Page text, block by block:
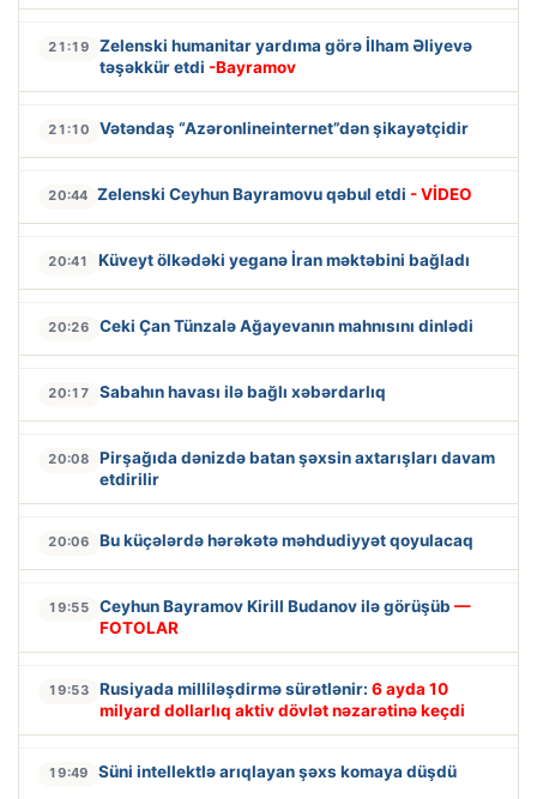
21:19
Zelenski humanitar yardıma görə İlham Əliyevə
təşəkkür etdi -Bayramov
21:10 Vətəndaş “Azəronlineinternet”dən şikayətçidir
20:44 Zelenski Ceyhun Bayramovu qəbul etdi - VİDEO
20:41 Küveyt ölkədəki yeganə İran məktəbini bağladı
20:26 Ceki Çan Tünzalə Ağayevanın mahnısını dinlədi
20:17 Sabahın havası ilə bağlı xəbərdarlıq
20:08
Pirşağıda dənizdə batan şəxsin axtarışları davam
etdirilir
20:06 Bu küçələrdə hərəkətə məhdudiyyət qoyulacaq
19:55 Ceyhun Bayramov Kirill Budanov ilə görüşüb —
FOTOLAR
19:53 Rusiyada milliləşdirmə sürətlənir: 6 ayda 10
milyard dollarlıq aktiv dövlət nəzarətinə keçdi
19:49 Süni intellektlə arıqlayan şəxs komaya düşdü